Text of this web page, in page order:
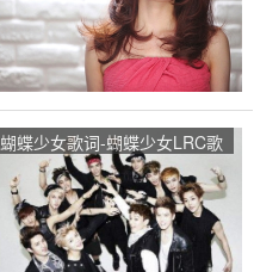
蝴蝶少女歌词-蝴蝶少女LRC歌
词-EXO